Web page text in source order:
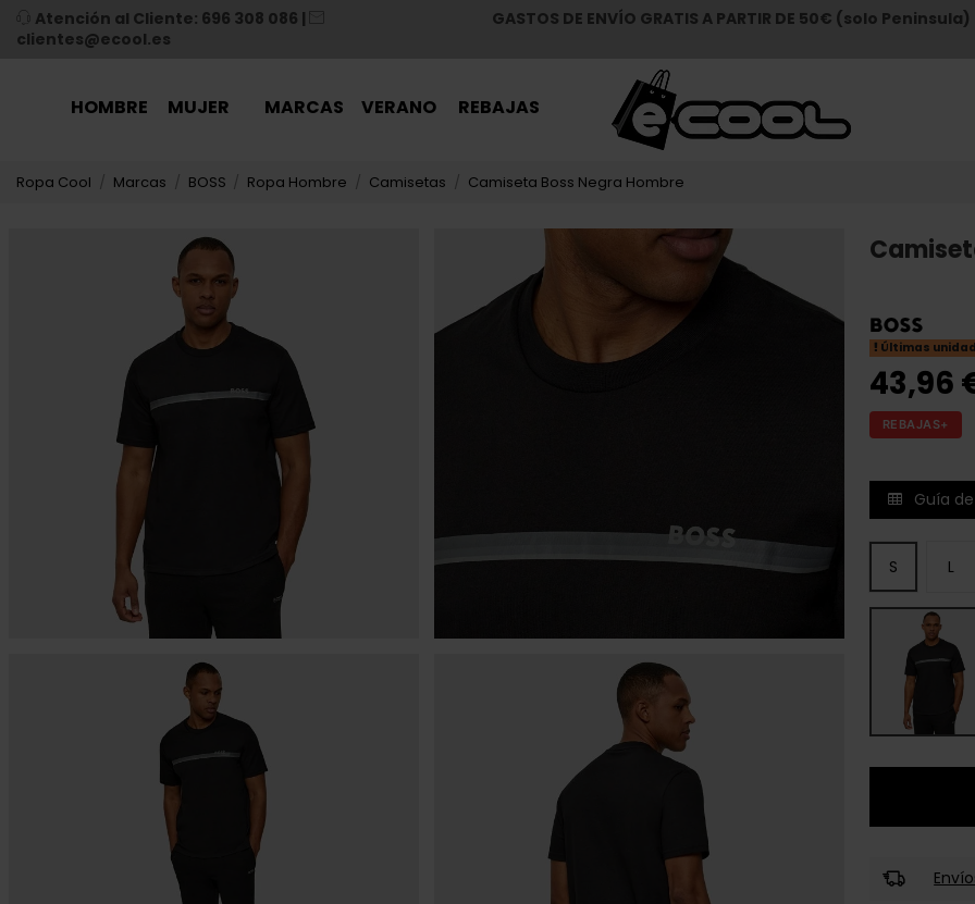
Atención al Cliente: 696 308 086 |
clientes@ecool.es
GASTOS DE ENVÍO GRATIS A PARTIR DE 50€ (solo Peninsula)
HOMBRE MUJER MARCAS VERANO REBAJAS
Ropa Cool Marcas BOSS Ropa Hombre Camisetas Camiseta Boss Negra Hombre
Últimas
43,96
REBAJAS+
Guía
S L